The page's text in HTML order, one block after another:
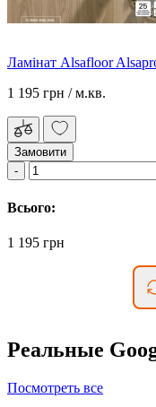
Ламінат Alsafloor
1 195 грн / м.кв.
Замовити
Всього:
1 195 грн
Реальные
Посмотреть все